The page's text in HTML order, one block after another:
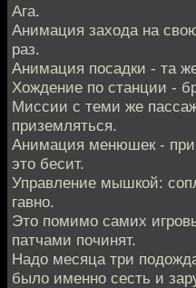
Ага.
Анимация захода на
раз.
Анимация посадки - та
Хождение по станции -
Миссии с теми же
приземляться.
Анимация менюшек -
это бесит.
Управление мышкой:
гавно.
Это помимо самих
патчами починят.
Надо месяца три
было именно сесть и